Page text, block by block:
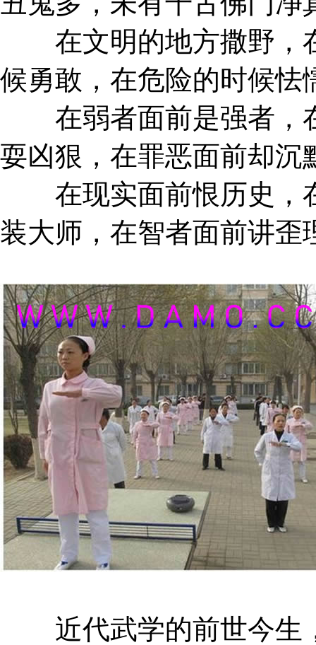
在文明的地方撒野，
候勇敢，在危险的时候怯
在弱者面前是强者，
耍凶狠，在罪恶面前却沉
在现实面前恨历史，
装大师，在智者面前讲歪
近代武学的前世今生